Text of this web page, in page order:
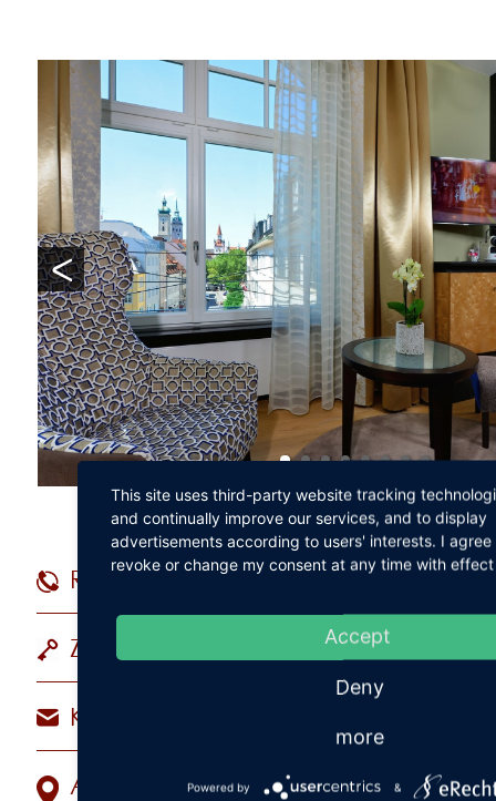
Reservierungshotline +49
Zimmer & Suiten
Kontakt
Anreise
This site uses third-party website tracking
and continually improve our services, and to display
advertisements according to users' interests. I agree
revoke or change my consent at any time with
Accept
Deny
more
Powered by &